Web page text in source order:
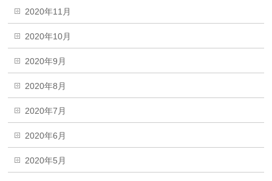
2020年11月
2020年10月
2020年9月
2020年8月
2020年7月
2020年6月
2020年5月